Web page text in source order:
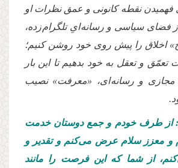
نقطه کانونی و عمق نظرات او
فضای سیاسی و رسانه ایِ تلگرام زده،
اخلاق را پیش روی خود روشن کنیم؛
و تعقل به خود بدهیم تا این‌ بار
مجازی و رسانه ای، «معرفت» نصیب
9دی: از طرف خودم و جمع دوستان خدمت
و معزز سلام عرض می‌کنم و تقدیر و
از شما که این فرصت را مانند